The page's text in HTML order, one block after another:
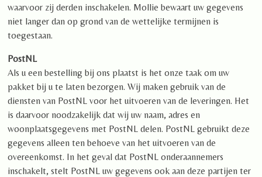
waarvoor zij derden inschakelen. Mollie bewaart uw gegevens
niet langer dan op grond van de wettelijke termijnen is
toegestaan.
PostNL
Als u een bestelling bij ons plaatst is het onze taak om uw
pakket bij u te laten bezorgen. Wij maken gebruik van de
diensten van PostNL voor het uitvoeren van de leveringen. Het
is daarvoor noodzakelijk dat wij uw naam, adres en
woonplaatsgegevens met PostNL delen. PostNL gebruikt deze
gegevens alleen ten behoeve van het uitvoeren van de
overeenkomst. In het geval dat PostNL onderaannemers
inschakelt, stelt PostNL uw gegevens ook aan deze partijen ter